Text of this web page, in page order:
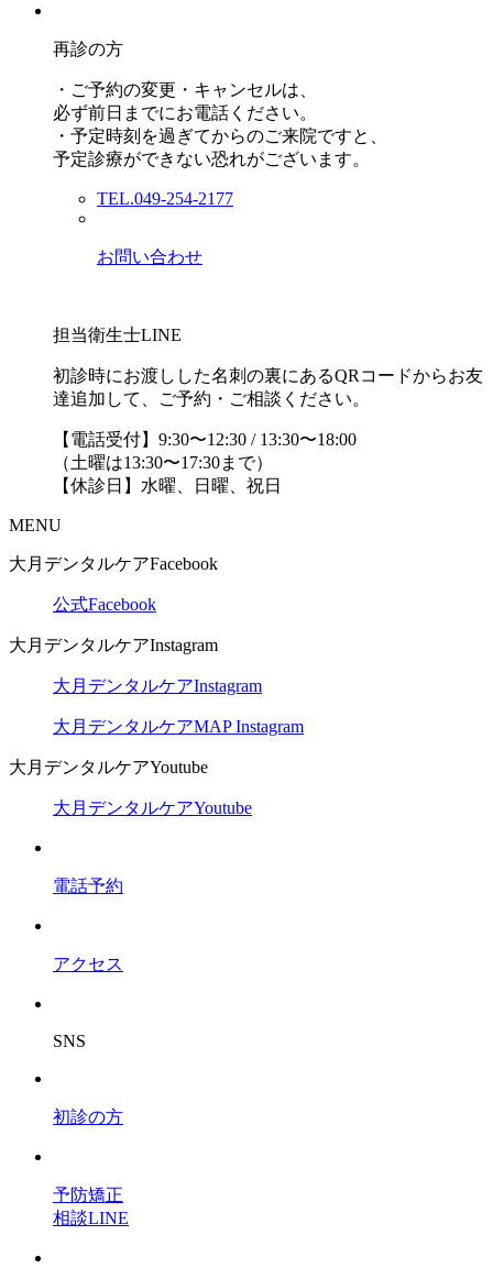
再診の方
・ご予約の変更・キャンセルは、
必ず前日までにお電話ください。
・予定時刻を過ぎてからのご来院ですと、
予定診療ができない恐れがございます。
TEL.049-254-2177
お問い合わせ
担当衛生士LINE
初診時にお渡しした名刺の裏にあるQRコードからお友
達追加して、ご予約・ご相談ください。
【電話受付】9:30〜12:30 / 13:30〜18:00
（土曜は13:30〜17:30まで）
【休診日】水曜、日曜、祝日
MENU
大月デンタルケアFacebook
公式Facebook
大月デンタルケアInstagram
大月デンタルケアInstagram
大月デンタルケアMAP Instagram
大月デンタルケアYoutube
大月デンタルケアYoutube
電話予約
アクセス
SNS
初診の方
予防矯正
相談LINE